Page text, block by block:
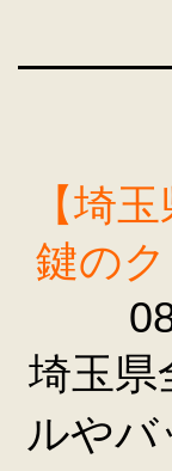
【埼
鍵の
埼玉県
ルやバ